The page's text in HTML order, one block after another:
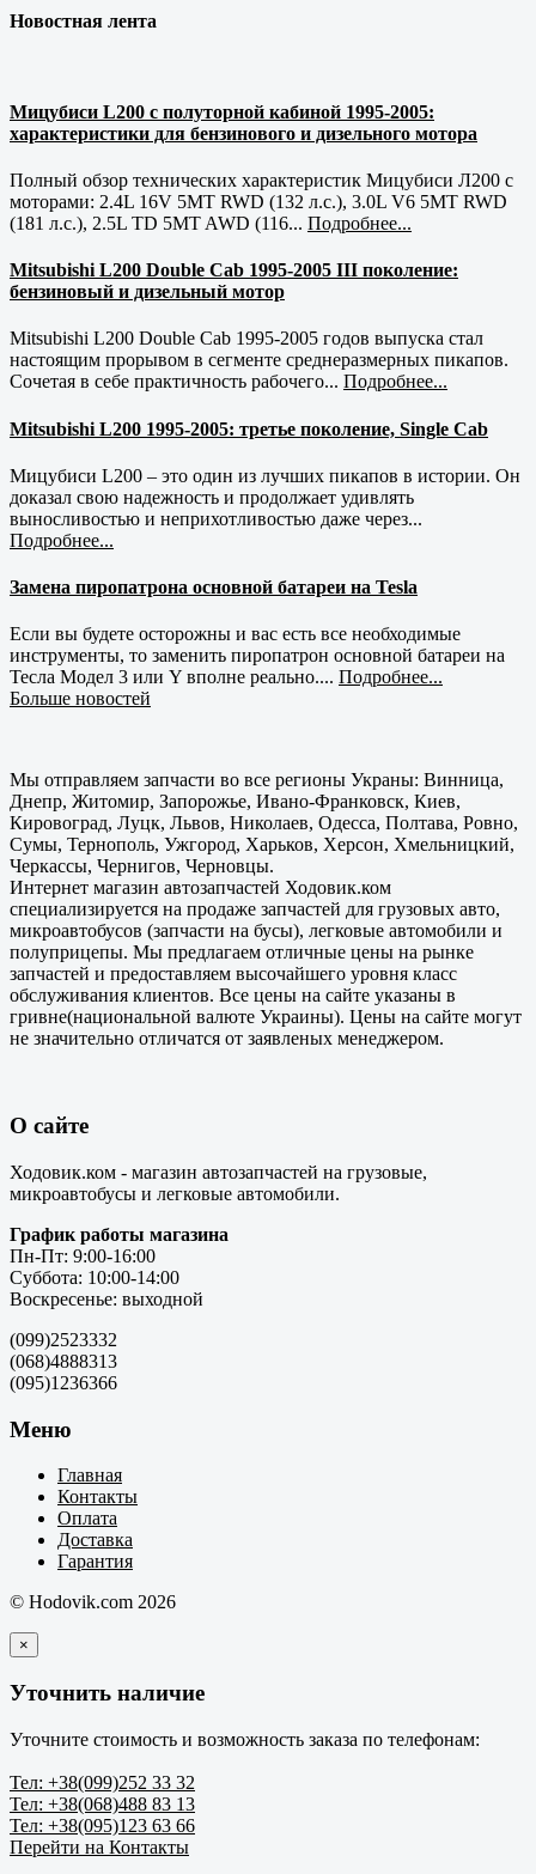
Новостная лента
Мицубиси L200 с полуторной кабиной 1995-2005:
характеристики для бензинового и дизельного мотора
Полный обзор технических характеристик Мицубиси Л200 с
моторами: 2.4L 16V 5MT RWD (132 л.с.), 3.0L V6 5MT RWD
(181 л.с.), 2.5L TD 5MT AWD (116... Подробнее...
Mitsubishi L200 Double Cab 1995-2005 III поколение:
бензиновый и дизельный мотор
Mitsubishi L200 Double Cab 1995-2005 годов выпуска стал
настоящим прорывом в сегменте среднеразмерных пикапов.
Сочетая в себе практичность рабочего... Подробнее...
Mitsubishi L200 1995-2005: третье поколение, Single Cab
Мицубиси L200 – это один из лучших пикапов в истории. Он
доказал свою надежность и продолжает удивлять
выносливостью и неприхотливостью даже через...
Подробнее...
Замена пиропатрона основной батареи на Tesla
Если вы будете осторожны и вас есть все необходимые
инструменты, то заменить пиропатрон основной батареи на
Тесла Модел 3 или Y вполне реально.... Подробнее...
Больше новостей
Мы отправляем запчасти во все регионы Украны: Винница,
Днепр, Житомир, Запорожье, Ивано-Франковск, Киев,
Кировоград, Луцк, Львов, Николаев, Одесса, Полтава, Ровно,
Сумы, Тернополь, Ужгород, Харьков, Херсон, Хмельницкий,
Черкассы, Чернигов, Черновцы.
Интернет магазин автозапчастей Ходовик.ком
специализируется на продаже запчастей для грузовых авто,
микроавтобусов (запчасти на бусы), легковые автомобили и
полуприцепы. Мы предлагаем отличные цены на рынке
запчастей и предоставляем высочайшего уровня класс
обслуживания клиентов. Все цены на сайте указаны в
гривне(национальной валюте Украины). Цены на сайте могут
не значительно отличатся от заявленых менеджером.
О сайте
Ходовик.ком - магазин автозапчастей на грузовые,
микроавтобусы и легковые автомобили.
График работы магазина
Пн-Пт: 9:00-16:00
Суббота: 10:00-14:00
Воскресенье: выходной
(099)2523332
(068)4888313
(095)1236366
Меню
Главная
Контакты
Оплата
Доставка
Гарантия
© Hodovik.com 2026
×
Уточнить наличие
Уточните стоимость и возможность заказа по телефонам:
Тел: +38(099)252 33 32
Тел: +38(068)488 83 13
Тел: +38(095)123 63 66
Перейти на Контакты